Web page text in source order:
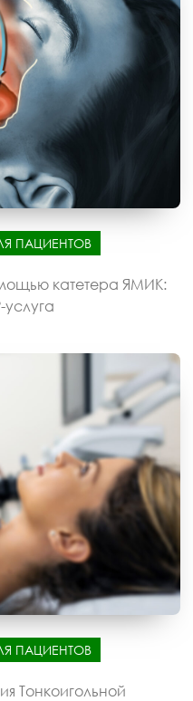
ПАЦИЕНТОВ
катетера ЯМИК:
ПАЦИЕНТОВ
Тонкоигольной